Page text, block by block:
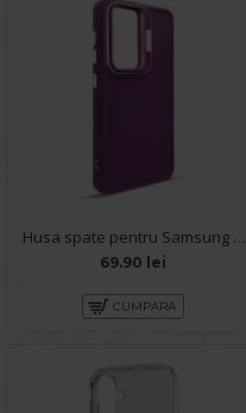
Husa spate pentru Samsung Galaxy S24 Plus- Drop case Kickstand Visiniu
69.90 lei
CUMPARA